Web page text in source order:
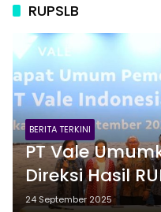
RUPSLB
BERITA TERKINI
PT Vale
Direksi Hasil
Daftar
24 September 2025